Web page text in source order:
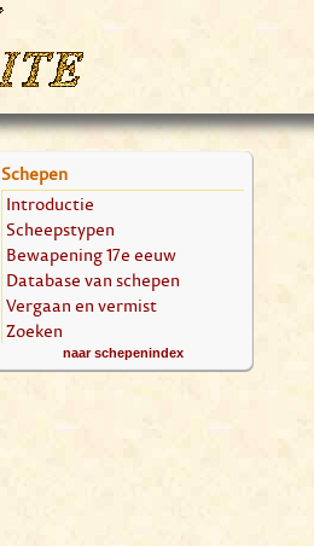
Schepen
Introductie
Scheepstypen
Bewapening 17e eeuw
Database van schepen
Vergaan en vermist
Zoeken
naar schepenindex